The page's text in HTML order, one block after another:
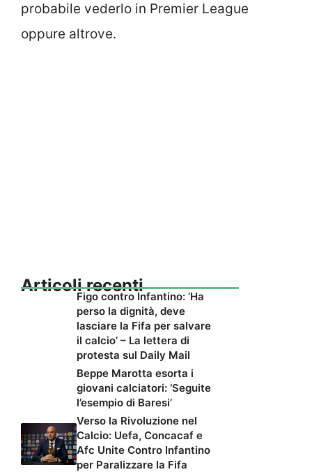
probabile vederlo in Premier League
oppure altrove.
Articoli recenti
Figo contro Infantino: ‘Ha
perso la dignità, deve
lasciare la Fifa per salvare
il calcio’ – La lettera di
protesta sul Daily Mail
Beppe Marotta esorta i
giovani calciatori: ‘Seguite
l’esempio di Baresi’
Verso la Rivoluzione nel
Calcio: Uefa, Concacaf e
Afc Unite Contro Infantino
per Paralizzare la Fifa